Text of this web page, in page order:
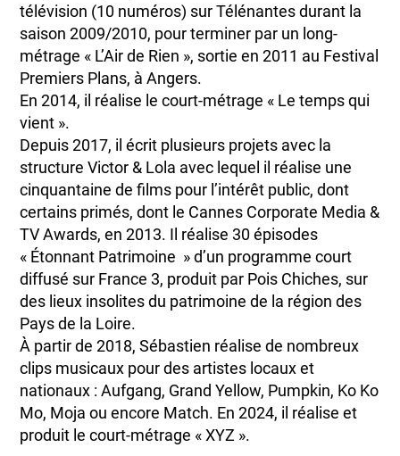
télévision (10 numéros) sur Télénantes durant la
saison 2009/2010, pour terminer par un long-
métrage « L’Air de Rien », sortie en 2011 au Festival
Premiers Plans, à Angers.
En 2014, il réalise le court-métrage « Le temps qui
vient ».
Depuis 2017, il écrit plusieurs projets avec la
structure Victor & Lola avec lequel il réalise une
cinquantaine de films pour l’intérêt public, dont
certains primés, dont le Cannes Corporate Media &
TV Awards, en 2013. Il réalise 30 épisodes
« Étonnant Patrimoine » d’un programme court
diffusé sur France 3, produit par Pois Chiches, sur
des lieux insolites du patrimoine de la région des
Pays de la Loire.
À partir de 2018, Sébastien réalise de nombreux
clips musicaux pour des artistes locaux et
nationaux : Aufgang, Grand Yellow, Pumpkin, Ko Ko
Mo, Moja ou encore Match. En 2024, il réalise et
produit le court-métrage « XYZ ».